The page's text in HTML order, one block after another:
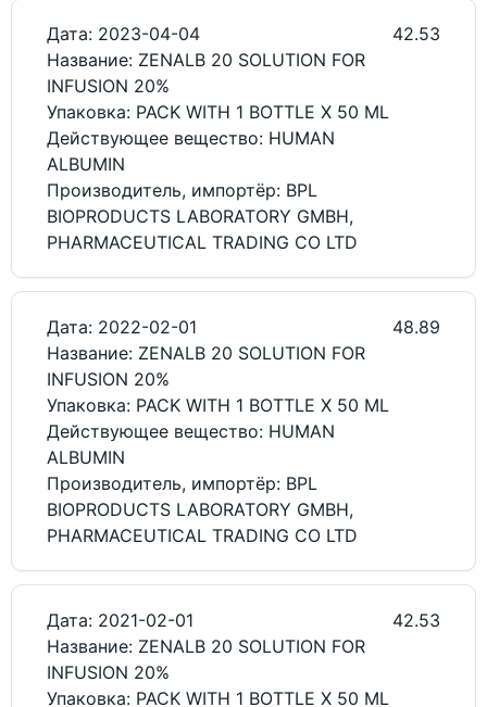
Дата: 2023-04-04
Название: ZENALB 20 SOLUTION FOR
INFUSION 20%
Упаковка: PACK WITH 1 BOTTLE X 50 ML
Действующее вещество: HUMAN
ALBUMIN
Производитель, импортёр: BPL
BIOPRODUCTS LABORATORY GMBH,
PHARMACEUTICAL TRADING CO LTD
42.53
Дата: 2022-02-01
Название: ZENALB 20 SOLUTION FOR
INFUSION 20%
Упаковка: PACK WITH 1 BOTTLE X 50 ML
Действующее вещество: HUMAN
ALBUMIN
Производитель, импортёр: BPL
BIOPRODUCTS LABORATORY GMBH,
PHARMACEUTICAL TRADING CO LTD
48.89
Дата: 2021-02-01
Название: ZENALB 20 SOLUTION FOR
INFUSION 20%
Упаковка: PACK WITH 1 BOTTLE X 50 ML
42.53